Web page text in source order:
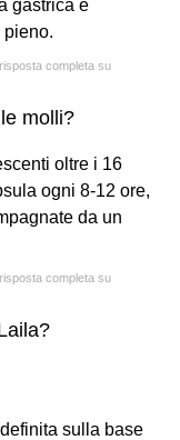
gastrica è
pieno.
completa su
molli?
oltre i 16
ogni 8-12 ore,
da un
completa su
sulla base